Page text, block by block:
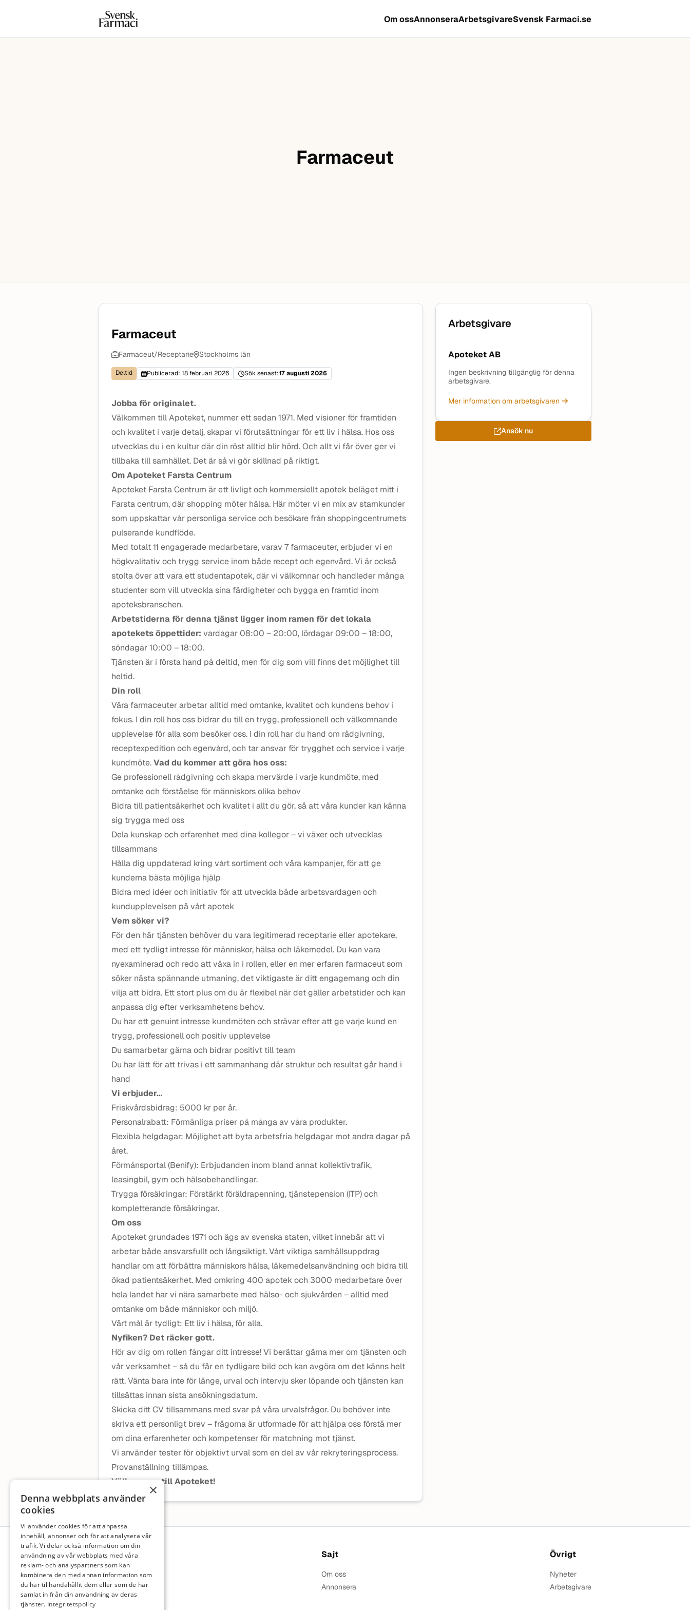
Hoppa till innehåll
Svensk farmaci Om ossAnnonseraArbetsgivareSvensk Farmaci.se
Farmaceut
Farmaceut
Farmaceut/Receptarie Stockholms län
Deltid Publicerad: 18 februari 2026 Sök senast:17 augusti 2026
Jobba för originalet.
Välkommen till Apoteket, nummer ett sedan 1971. Med visioner för framtiden
och kvalitet i varje detalj, skapar vi förutsättningar för ett liv i hälsa. Hos oss
utvecklas du i en kultur där din röst alltid blir hörd. Och allt vi får över ger vi
tillbaka till samhället. Det är så vi gör skillnad på riktigt.
Om Apoteket Farsta Centrum
Apoteket Farsta Centrum är ett livligt och kommersiellt apotek beläget mitt i
Farsta centrum, där shopping möter hälsa. Här möter vi en mix av stamkunder
som uppskattar vår personliga service och besökare från shoppingcentrumets
pulserande kundflöde.
Med totalt 11 engagerade medarbetare, varav 7 farmaceuter, erbjuder vi en
högkvalitativ och trygg service inom både recept och egenvård. Vi är också
stolta över att vara ett studentapotek, där vi välkomnar och handleder många
studenter som vill utveckla sina färdigheter och bygga en framtid inom
apoteksbranschen.
Arbetstiderna för denna tjänst ligger inom ramen för det lokala
apotekets öppettider: vardagar 08:00 – 20:00, lördagar 09:00 – 18:00,
söndagar 10:00 – 18:00.
Tjänsten är i första hand på deltid, men för dig som vill finns det möjlighet till
heltid.
Din roll
Våra farmaceuter arbetar alltid med omtanke, kvalitet och kundens behov i
fokus. I din roll hos oss bidrar du till en trygg, professionell och välkomnande
upplevelse för alla som besöker oss. I din roll har du hand om rådgivning,
receptexpedition och egenvård, och tar ansvar för trygghet och service i varje
kundmöte.Vad du kommer att göra hos oss:
Ge professionell rådgivning och skapa mervärde i varje kundmöte, med
omtanke och förståelse för människors olika behov
Bidra till patientsäkerhet och kvalitet i allt du gör, så att våra kunder kan känna
sig trygga med oss
Dela kunskap och erfarenhet med dina kollegor – vi växer och utvecklas
tillsammans
Hålla dig uppdaterad kring vårt sortiment och våra kampanjer, för att ge
kunderna bästa möjliga hjälp
Bidra med idéer och initiativ för att utveckla både arbetsvardagen och
kundupplevelsen på vårt apotek
Vem söker vi?
För den här tjänsten behöver du vara legitimerad receptarie eller apotekare,
med ett tydligt intresse för människor, hälsa och läkemedel. Du kan vara
nyexaminerad och redo att växa in i rollen, eller en mer erfaren farmaceut som
söker nästa spännande utmaning, det viktigaste är ditt engagemang och din
vilja att bidra. Ett stort plus om du är flexibel när det gäller arbetstider och kan
anpassa dig efter verksamhetens behov.
Du har ett genuint intresse kundmöten och strävar efter att ge varje kund en
trygg, professionell och positiv upplevelse
Du samarbetar gärna och bidrar positivt till team
Du har lätt för att trivas i ett sammanhang där struktur och resultat går hand i
hand
Vi erbjuder…
Friskvårdsbidrag: 5000 kr per år.
Personalrabatt: Förmånliga priser på många av våra produkter.
Flexibla helgdagar: Möjlighet att byta arbetsfria helgdagar mot andra dagar på
året.
Förmånsportal (Benify): Erbjudanden inom bland annat kollektivtrafik,
leasingbil, gym och hälsobehandlingar.
Trygga försäkringar: Förstärkt föräldrapenning, tjänstepension (ITP) och
kompletterande försäkringar.
Om oss
Apoteket grundades 1971 och ägs av svenska staten, vilket innebär att vi
arbetar både ansvarsfullt och långsiktigt. Vårt viktiga samhällsuppdrag
handlar om att förbättra människors hälsa, läkemedelsanvändning och bidra till
ökad patientsäkerhet. Med omkring 400 apotek och 3000 medarbetare över
hela landet har vi nära samarbete med hälso- och sjukvården – alltid med
omtanke om både människor och miljö.
Vårt mål är tydligt: Ett liv i hälsa, för alla.
Nyfiken? Det räcker gott.
Hör av dig om rollen fångar ditt intresse! Vi berättar gärna mer om tjänsten och
vår verksamhet – så du får en tydligare bild och kan avgöra om det känns helt
rätt. Vänta bara inte för länge, urval och intervju sker löpande och tjänsten kan
tillsättas innan sista ansökningsdatum.
Skicka ditt CV tillsammans med svar på våra urvalsfrågor. Du behöver inte
skriva ett personligt brev – frågorna är utformade för att hjälpa oss förstå mer
om dina erfarenheter och kompetenser för matchning mot tjänst.
Vi använder tester för objektivt urval som en del av vår rekryteringsprocess.
Provanställning tillämpas.
Välkommen till Apoteket!
Arbetsgivare
Apoteket AB
Ingen beskrivning tillgänglig för denna
arbetsgivare.
Mer information om arbetsgivaren
Ansök nu
Sidfot
Sajt
Om oss
Annonsera
Övrigt
Nyheter
Arbetsgivare
×
Denna webbplats använder
cookies
Vi använder cookies för att anpassa
innehåll, annonser och för att analysera vår
trafik. Vi delar också information om din
användning av vår webbplats med våra
reklam- och analyspartners som kan
kombinera den med annan information som
du har tillhandahållit dem eller som de har
samlat in från din användning av deras
tjänster. Integritetspolicy